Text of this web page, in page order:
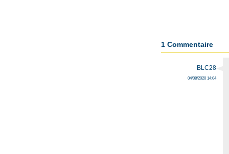
1 Commentaire
BLC28
04/08/2020 14:04